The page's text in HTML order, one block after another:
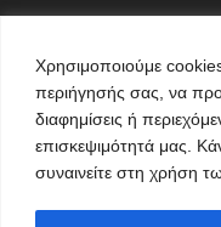
Χρησιμοποιούμε
περιήγησής σας, να
διαφημίσεις ή
επισκεψιμότητά μας.
συναινείτε στη χρήση
Copyright ©
All Rights
Internet
by kozaniLife.gr